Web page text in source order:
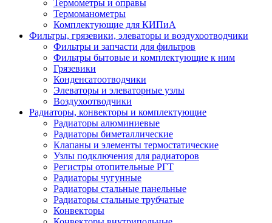
Термометры и оправы
Термоманометры
Комплектующие для КИПиА
Фильтры, грязевики, элеваторы и воздухоотводчики
Фильтры и запчасти для фильтров
Фильтры бытовые и комплектующие к ним
Грязевики
Конденсатоотводчики
Элеваторы и элеваторные узлы
Воздухоотводчики
Радиаторы, конвекторы и комплектующие
Радиаторы алюминиевые
Радиаторы биметаллические
Клапаны и элементы термостатические
Узлы подключения для радиаторов
Регистры отопительные РГТ
Радиаторы чугунные
Радиаторы стальные панельные
Радиаторы стальные трубчатые
Конвекторы